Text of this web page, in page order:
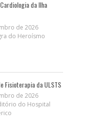
da Ilha
de 2026
do Heroísmo
Fisioterapia da ULSTS
de 2026
do Hospital